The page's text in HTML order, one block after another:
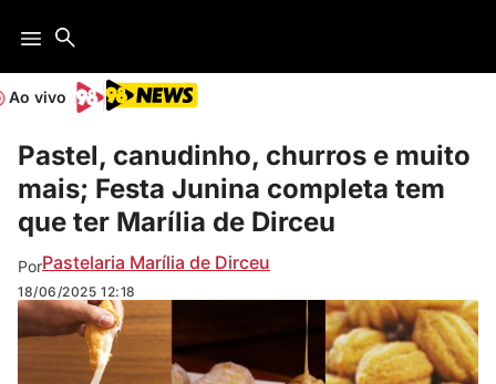
Ao vivo
Pastel, canudinho, churros e muito
mais; Festa Junina completa tem
que ter Marília de Dirceu
PorPastelaria Marília de Dirceu
18/06/2025 12:18